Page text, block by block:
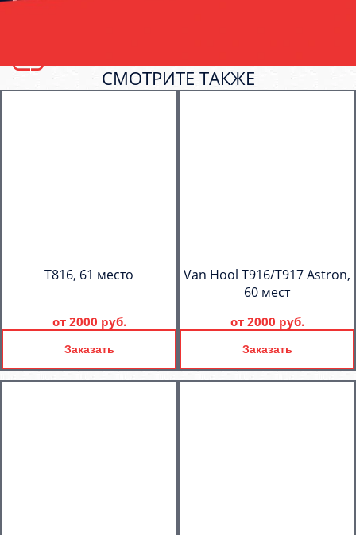
СМОТРИТЕ ТАКЖЕ
T816, 61 место
от 2000 руб.
Заказать
Van Hool T916/T917 Astron,
60 мест
от 2000 руб.
Заказать